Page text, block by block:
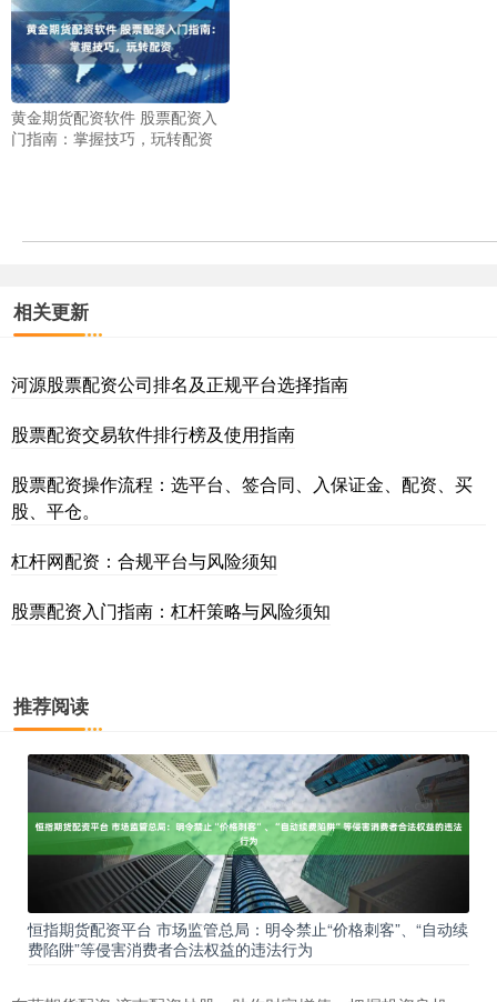
黄金期货配资软件 股票配资入
门指南：掌握技巧，玩转配资
相关更新
河源股票配资公司排名及正规平台选择指南
股票配资交易软件排行榜及使用指南
股票配资操作流程：选平台、签合同、入保证金、配资、买
股、平仓。
杠杆网配资：合规平台与风险须知
股票配资入门指南：杠杆策略与风险须知
推荐阅读
恒指期货配资平台 市场监管总局：明令禁止“价格刺客”、“自动续
费陷阱”等侵害消费者合法权益的违法行为